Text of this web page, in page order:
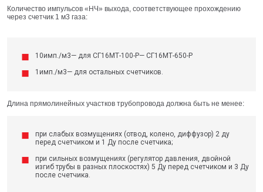
Количество импульсов «НЧ» выхода, соответствующее прохождению
через счетчик 1 м3 газа:
10имп./м3— для СГ16МТ-100-Р— СГ16МТ-650-Р
1имп./м3— для остальных счетчиков.
Длина прямолинейных участков трубопровода должна быть не менее:
при слабых возмущениях (отвод, колено, диффузор) 2 ду
перед счетчиком и 1 Ду после счетчика;
при сильных возмущениях (регулятор давления, двойной
изгиб трубы в разных плоскостях) 5 Ду перед счетчиком и 3 Ду
после счетчика.